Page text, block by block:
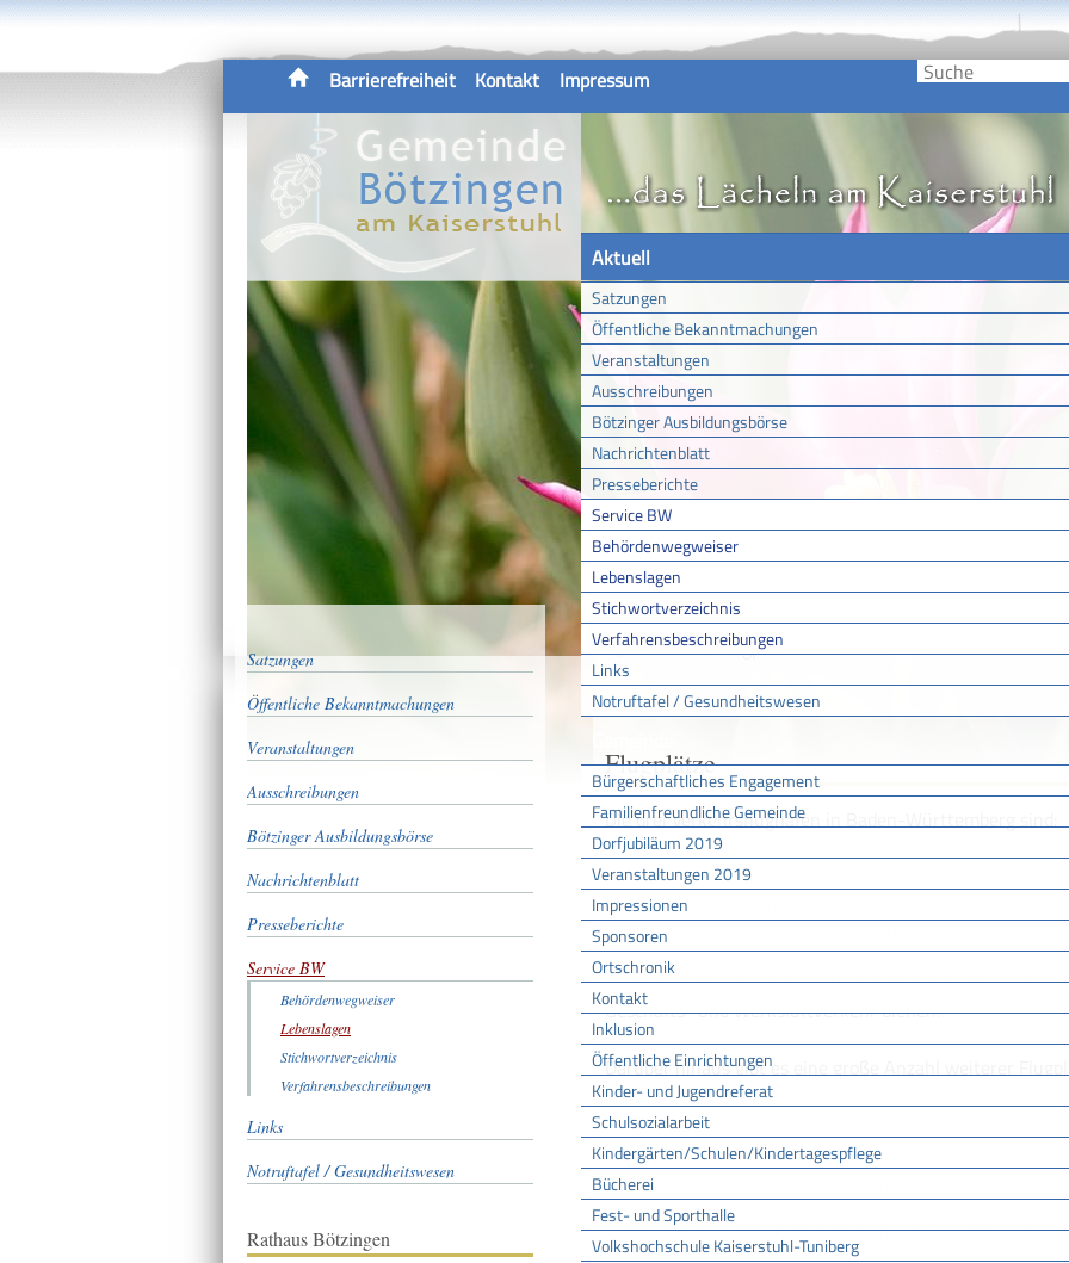
Barrierefreiheit Kontakt Impressum
Aktuell
Satzungen
Öffentliche Bekanntmachungen
Veranstaltungen
Ausschreibungen
Bötzinger Ausbildungsbörse
Nachrichtenblatt
Presseberichte
Service BW
Behördenwegweiser
Lebenslagen
Stichwortverzeichnis
Verfahrensbeschreibungen
Links
Notruftafel / Gesundheitswesen
Bürgerschaftliches Engagement
Familienfreundliche Gemeinde
Dorfjubiläum 2019
Veranstaltungen 2019
Impressionen
Sponsoren
Ortschronik
Kontakt
Inklusion
Öffentliche Einrichtungen
Kinder- und Jugendreferat
Schulsozialarbeit
Kindergärten/Schulen/Kindertagespflege
Bücherei
Fest- und Sporthalle
Volkshochschule Kaiserstuhl-Tuniberg
Satzungen
Öffentliche Bekanntmachungen
Veranstaltungen
Ausschreibungen
Bötzinger Ausbildungsbörse
Nachrichtenblatt
Presseberichte
Service BW
Behördenwegweiser
Lebenslagen
Stichwortverzeichnis
Verfahrensbeschreibungen
Links
Notruftafel / Gesundheitswesen
Rathaus Bötzingen
Sie sind hier:Startseite /Aktuell /Service BW /
Luftverkehr /Flugplätze
Flugplätze
Die drei Verkehrsflughäfen in Baden-Württemberg sind:
Landesflughafen Stuttgart
Regionalflughafen Karlsruhe/Baden-Baden
Regionalflughafen Friedrichshafen
Außerdem gibt es weitere 18 Verkehrslandeplätze, die
Geschäfts- und Werksluftverkehr dienen.
Darüber hinaus gibt es eine große Anzahl weiterer
50 Segelfluggelände,
60 Sonderlandeplätze,
80 Hubschraubersonderlandeplätze.
In den zugehörigen Leistungen können Sie nachlesen,